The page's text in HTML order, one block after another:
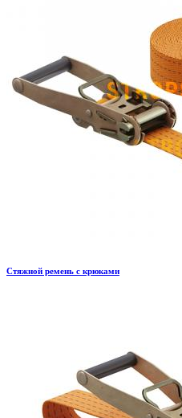
Стяжной ремень с крюками